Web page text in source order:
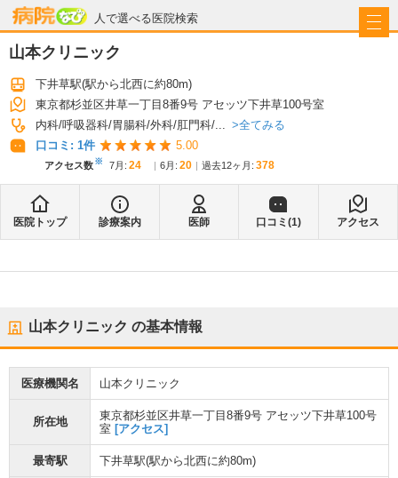
人で選べる医院検索
病院なび
山本クリニック
下井草駅(駅から北西に約80m)
東京都杉並区井草一丁目8番9号 アセッツ下井草100号室
内科 呼吸器科 胃腸科 外科 肛門科 ...
全てみる
口コミ: 1件 5.00
アクセス数※ 7月 : 24 6月 : 20 過去12ヶ月: 378
医院トップ 診療案内 医師 口コミ(1) アクセス
山本クリニック の基本情報
医療機関名 山本クリニック
所在地
東京都杉並区井草一丁目8番9号 アセッツ下井草100号
室 [アクセス]
最寄駅 下井草駅(駅から北西に約80m)